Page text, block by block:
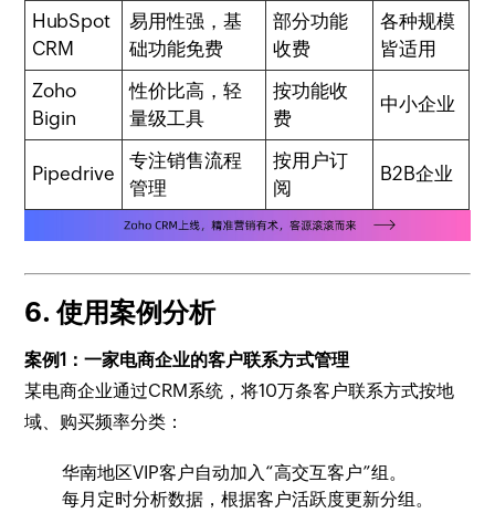
HubSpot
CRM
易用性强，基
础功能免费
部分功能
收费
各种规模
皆适用
Zoho
Bigin
性价比高，轻
量级工具
按功能收
费
中小企业
Pipedrive
专注销售流程
管理
按用户订
阅
B2B企业
6. 使用案例分析
案例1：一家电商企业的客户联系方式管理
某电商企业通过CRM系统，将10万条客户联系方式按地
域、购买频率分类：
华南地区VIP客户自动加入“高交互客户”组。
每月定时分析数据，根据客户活跃度更新分组。